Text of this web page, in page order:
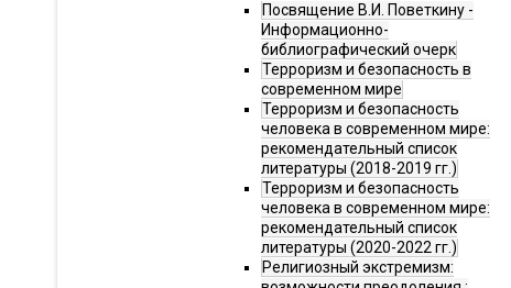
Посвящение В.И. Поветкину -
Информационно-
библиографический очерк
Терроризм и безопасность в
современном мире
Терроризм и безопасность
человека в современном мире:
рекомендательный список
литературы (2018-2019 гг.)
Терроризм и безопасность
человека в современном мире:
рекомендательный список
литературы (2020-2022 гг.)
Религиозный экстремизм: